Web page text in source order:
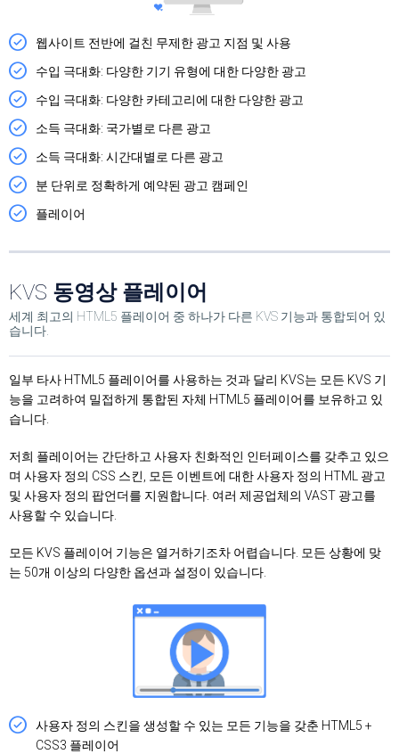
웹사이트 전반에 걸친 무제한 광고 지점 및 사용
수입 극대화: 다양한 기기 유형에 대한 다양한 광고
수입 극대화: 다양한 카테고리에 대한 다양한 광고
소득 극대화: 국가별로 다른 광고
소득 극대화: 시간대별로 다른 광고
분 단위로 정확하게 예약된 광고 캠페인
플레이어
KVS 동영상 플레이어
세계 최고의 HTML5 플레이어 중 하나가 다른 KVS 기능과 통합되어 있
습니다.
일부 타사 HTML5 플레이어를 사용하는 것과 달리 KVS는 모든 KVS 기
능을 고려하여 밀접하게 통합된 자체 HTML5 플레이어를 보유하고 있
습니다.
저희 플레이어는 간단하고 사용자 친화적인 인터페이스를 갖추고 있으
며 사용자 정의 CSS 스킨, 모든 이벤트에 대한 사용자 정의 HTML 광고
및 사용자 정의 팝언더를 지원합니다. 여러 제공업체의 VAST 광고를
사용할 수 있습니다.
모든 KVS 플레이어 기능은 열거하기조차 어렵습니다. 모든 상황에 맞
는 50개 이상의 다양한 옵션과 설정이 있습니다.
사용자 정의 스킨을 생성할 수 있는 모든 기능을 갖춘 HTML5 +
CSS3 플레이어